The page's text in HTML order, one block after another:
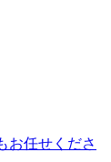
お任せくださ